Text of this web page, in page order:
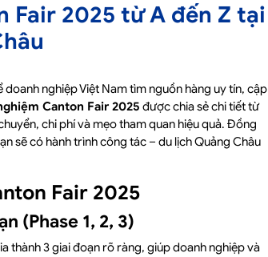
Fair 2025 từ A đến Z tại
doanh nghiệp Việt Nam tìm nguồn hàng uy tín, cập
Canton Fair 2025 được chia sẻ chi tiết từ
chi phí và mẹo tham quan hiệu quả. Đồng
sẽ có hành trình công tác – du lịch Quảng Châu
Fair 2025
(Phase 1, 2, 3)
thành 3 giai đoạn rõ ràng, giúp doanh nghiệp và